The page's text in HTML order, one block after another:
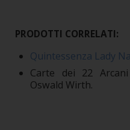
PRODOTTI CORRELATI:
Quintessenza Lady
Carte dei 22
Oswald Wirth.